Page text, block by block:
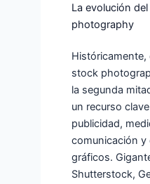
La evolución
photography
stock
la segunda
un recurso
publicidad,
comunicación y
gráficos.
Shutterstock,